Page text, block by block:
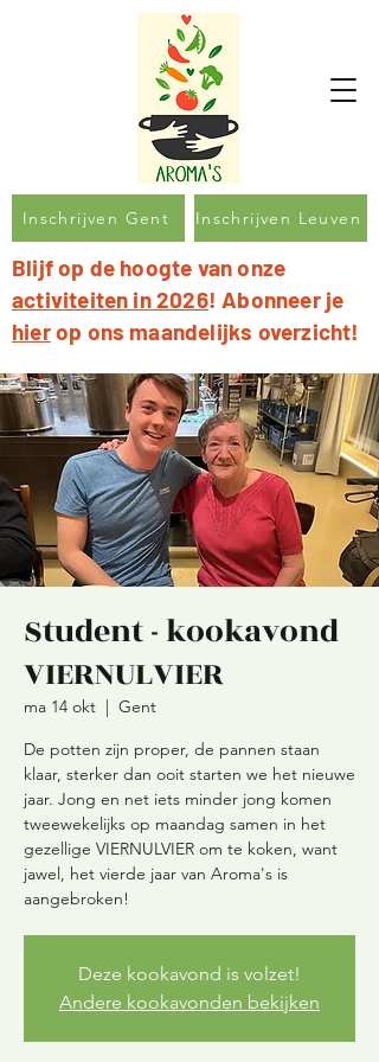
Inschrijven Gent Inschrijven Leuven
Blijf op de hoogte van onze
activiteiten in 2026! Abonneer je
hierop ons maandelijks overzicht!
Student - kookavond
VIERNULVIER
ma 14 okt
  |
Gent
De potten zijn proper, de pannen staan
klaar, sterker dan ooit starten we het nieuwe
jaar. Jong en net iets minder jong komen
tweewekelijks op maandag samen in het
gezellige VIERNULVIER om te koken, want
jawel, het vierde jaar van Aroma's is
aangebroken!
Deze kookavond is volzet!
Andere kookavonden bekijken